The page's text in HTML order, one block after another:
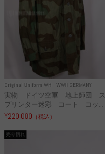
Original Uniform WH WWII GERMANY
実物 ドイツ空軍 地上師団 ス
プリンター迷彩 コート コッ...
¥220,000 （税込）
売り切れ